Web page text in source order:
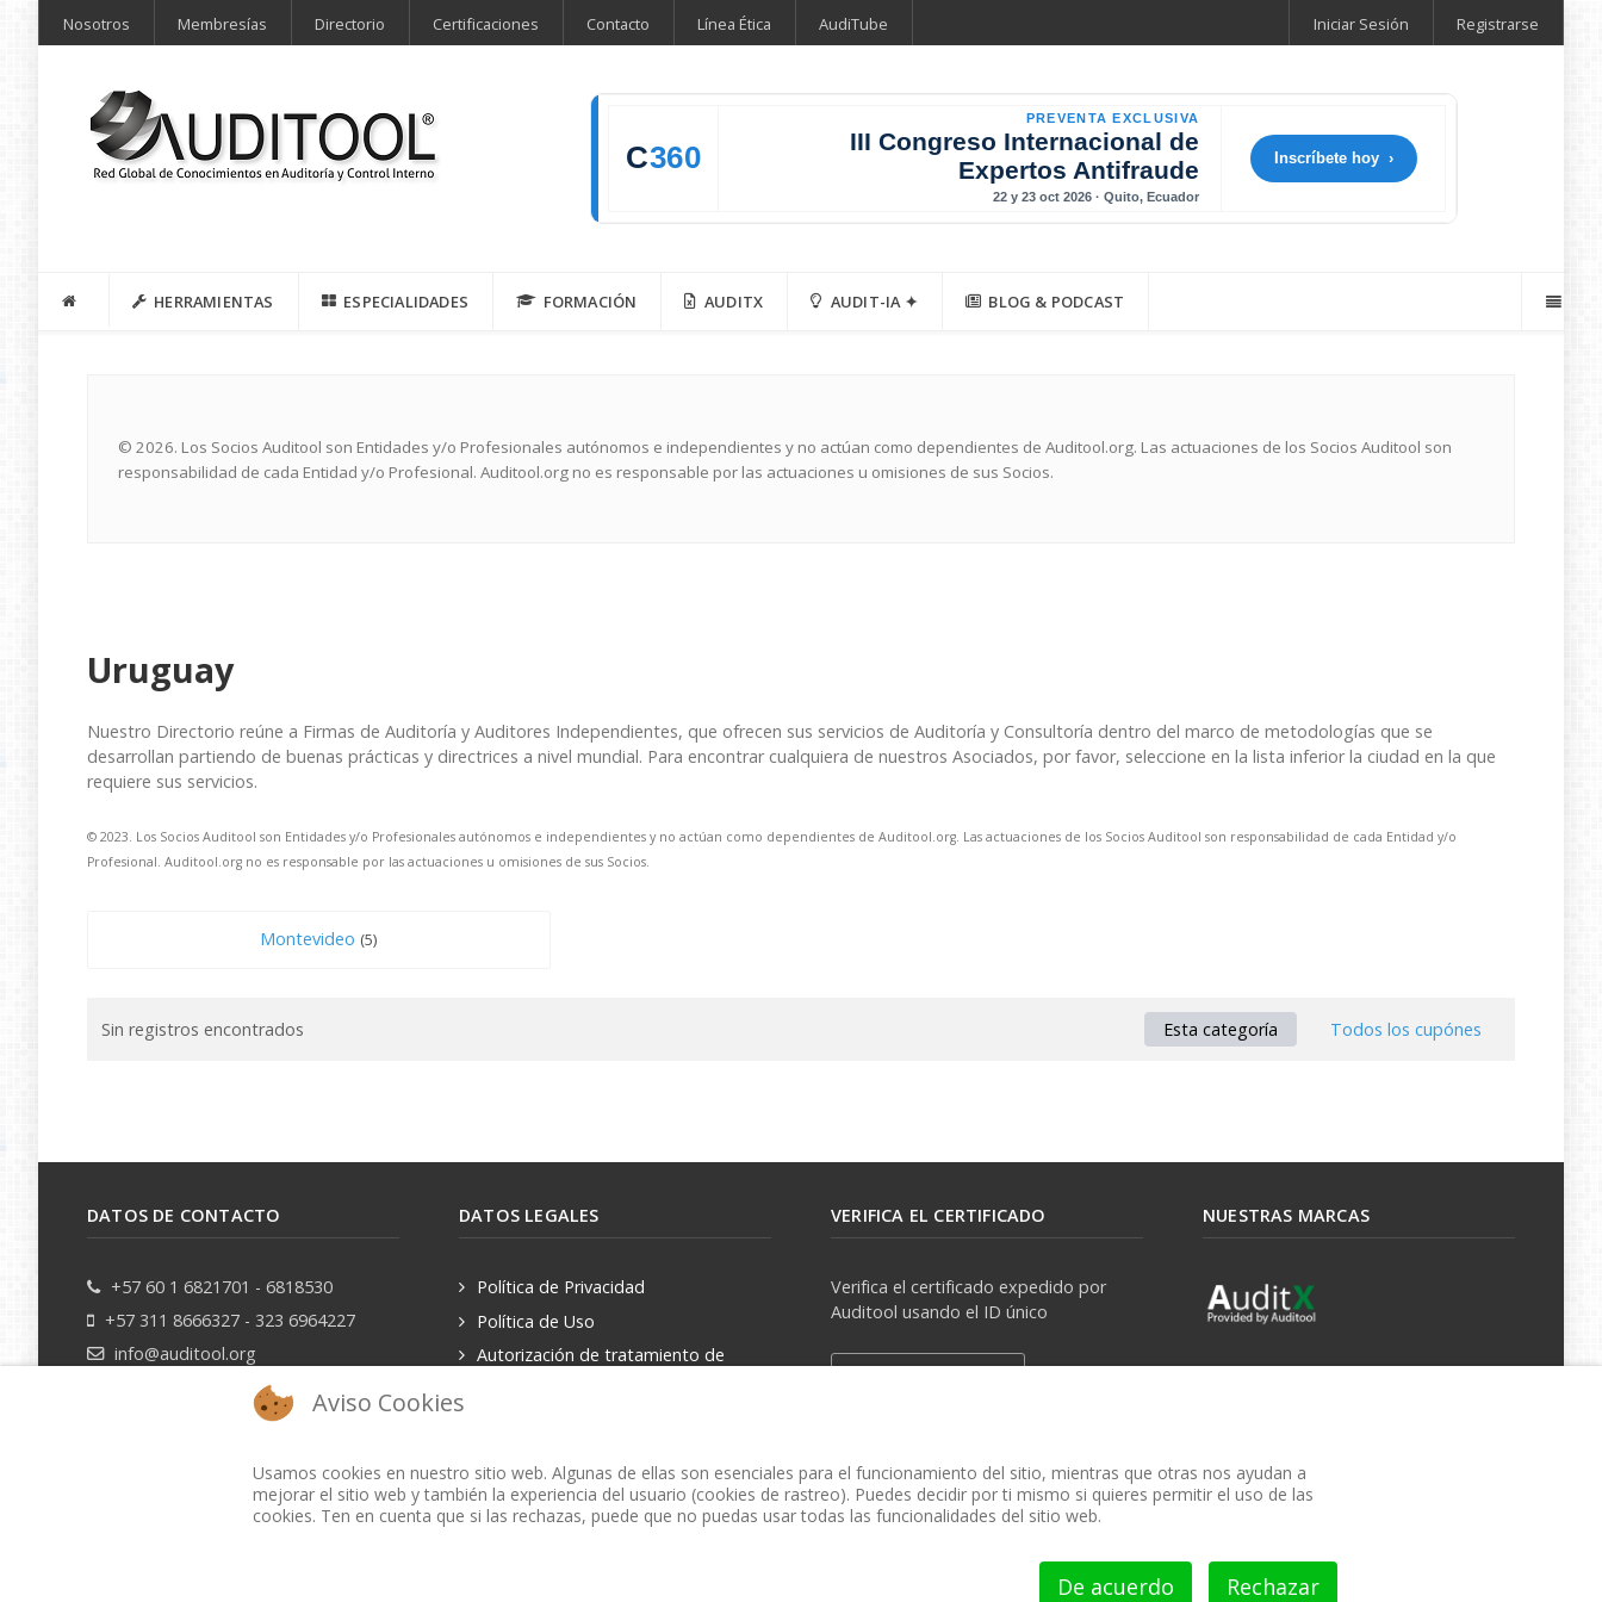
Nosotros Membresías Directorio Certificaciones Contacto Línea Ética AudiTube Iniciar Sesión Registrarse
C360
PREVENTA EXCLUSIVA
III Congreso Internacional de
Expertos Antifraude
22 y 23 oct 2026 · Quito, Ecuador
Inscríbete hoy ›
HERRAMIENTAS ESPECIALIDADES FORMACIÓN AUDITX AUDIT-IA ✦ BLOG & PODCAST
© 2026. Los Socios Auditool son Entidades y/o Profesionales autónomos e independientes y no actúan como dependientes de Auditool.org. Las actuaciones de los Socios Auditool son
responsabilidad de cada Entidad y/o Profesional. Auditool.org no es responsable por las actuaciones u omisiones de sus Socios.
Uruguay
Nuestro Directorio reúne a Firmas de Auditoría y Auditores Independientes, que ofrecen sus servicios de Auditoría y Consultoría dentro del marco de metodologías que se
desarrollan partiendo de buenas prácticas y directrices a nivel mundial. Para encontrar cualquiera de nuestros Asociados, por favor, seleccione en la lista inferior la ciudad en la que
requiere sus servicios.
© 2023. Los Socios Auditool son Entidades y/o Profesionales autónomos e independientes y no actúan como dependientes de Auditool.org. Las actuaciones de los Socios Auditool son responsabilidad de cada Entidad y/o
Profesional. Auditool.org no es responsable por las actuaciones u omisiones de sus Socios.
Montevideo (5)
Sin registros encontrados Esta categoría Todos los cupónes
DATOS DE CONTACTO
+57 60 1 6821701 - 6818530
+57 311 8666327 - 323 6964227
info@auditool.org
Bogotá, Colombia
DATOS LEGALES
Política de Privacidad
Política de Uso
Autorización de tratamiento de
VERIFICA EL CERTIFICADO
Verifica el certificado expedido por
Auditool usando el ID único
NUESTRAS MARCAS
Aviso Cookies
Usamos cookies en nuestro sitio web. Algunas de ellas son esenciales para el funcionamiento del sitio, mientras que otras nos ayudan a
mejorar el sitio web y también la experiencia del usuario (cookies de rastreo). Puedes decidir por ti mismo si quieres permitir el uso de las
cookies. Ten en cuenta que si las rechazas, puede que no puedas usar todas las funcionalidades del sitio web.
De acuerdo Rechazar